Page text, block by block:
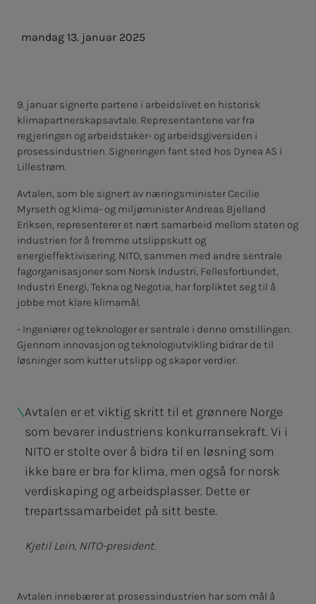
mandag 13. januar 2025
9. januar signerte partene i arbeidslivet en historisk
klimapartnerskapsavtale. Representantene var fra
regjeringen og arbeidstaker- og arbeidsgiversiden i
prosessindustrien. Signeringen fant sted hos Dynea AS i
Lillestrøm.
Avtalen, som ble signert av næringsminister Cecilie
Myrseth og klima- og miljøminister Andreas Bjelland
Eriksen, representerer et nært samarbeid mellom staten og
industrien for å fremme utslippskutt og
energieffektivisering. NITO, sammen med andre sentrale
fagorganisasjoner som Norsk Industri, Fellesforbundet,
Industri Energi, Tekna og Negotia, har forpliktet seg til å
jobbe mot klare klimamål.
- Ingeniører og teknologer er sentrale i denne omstillingen.
Gjennom innovasjon og teknologiutvikling bidrar de til
løsninger som kutter utslipp og skaper verdier.
Avtalen er et viktig skritt til et grønnere Norge
som bevarer industriens konkurransekraft. Vi i
NITO er stolte over å bidra til en løsning som
ikke bare er bra for klima, men også for norsk
verdiskaping og arbeidsplasser. Dette er
trepartssamarbeidet på sitt beste.
Kjetil Lein, NITO-president.
Avtalen innebærer at prosessindustrien har som mål å